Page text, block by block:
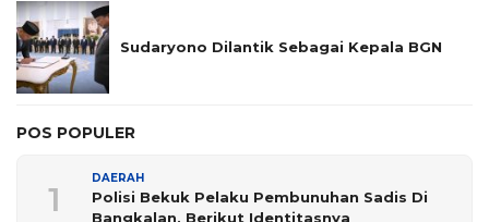
Sudaryono Dilantik Sebagai Kepala BGN
POS POPULER
1
DAERAH
Polisi Bekuk Pelaku Pembunuhan Sadis Di
Bangkalan, Berikut Identitasnya